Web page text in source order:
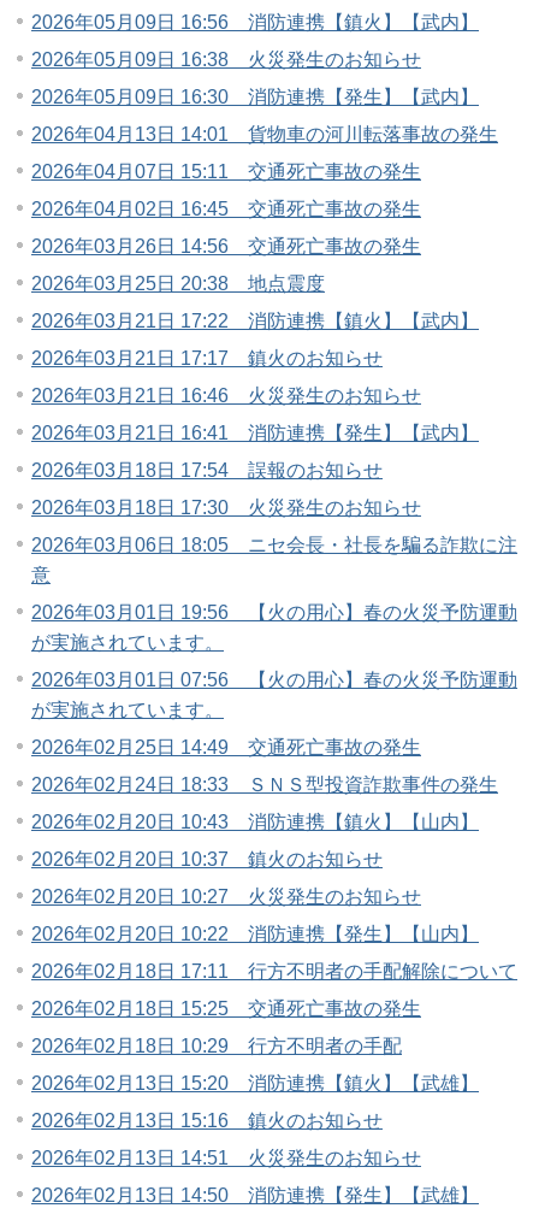
2026年05月09日 16:56 消防連携【鎮火】【武内】
2026年05月09日 16:38 火災発生のお知らせ
2026年05月09日 16:30 消防連携【発生】【武内】
2026年04月13日 14:01 貨物車の河川転落事故の発生
2026年04月07日 15:11 交通死亡事故の発生
2026年04月02日 16:45 交通死亡事故の発生
2026年03月26日 14:56 交通死亡事故の発生
2026年03月25日 20:38 地点震度
2026年03月21日 17:22 消防連携【鎮火】【武内】
2026年03月21日 17:17 鎮火のお知らせ
2026年03月21日 16:46 火災発生のお知らせ
2026年03月21日 16:41 消防連携【発生】【武内】
2026年03月18日 17:54 誤報のお知らせ
2026年03月18日 17:30 火災発生のお知らせ
2026年03月06日 18:05 ニセ会長・社長を騙る詐欺に注
意
2026年03月01日 19:56 【火の用心】春の火災予防運動
が実施されています。
2026年03月01日 07:56 【火の用心】春の火災予防運動
が実施されています。
2026年02月25日 14:49 交通死亡事故の発生
2026年02月24日 18:33 ＳＮＳ型投資詐欺事件の発生
2026年02月20日 10:43 消防連携【鎮火】【山内】
2026年02月20日 10:37 鎮火のお知らせ
2026年02月20日 10:27 火災発生のお知らせ
2026年02月20日 10:22 消防連携【発生】【山内】
2026年02月18日 17:11 行方不明者の手配解除について
2026年02月18日 15:25 交通死亡事故の発生
2026年02月18日 10:29 行方不明者の手配
2026年02月13日 15:20 消防連携【鎮火】【武雄】
2026年02月13日 15:16 鎮火のお知らせ
2026年02月13日 14:51 火災発生のお知らせ
2026年02月13日 14:50 消防連携【発生】【武雄】